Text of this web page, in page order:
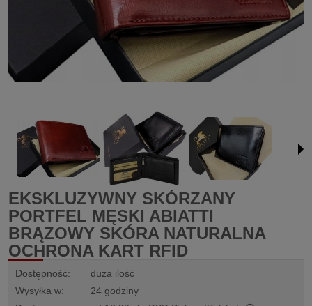
EKSKLUZYWNY SKÓRZANY
PORTFEL MĘSKI ABIATTI
BRĄZOWY SKÓRA NATURALNA
OCHRONA KART RFID
Dostępność:
duża ilość
Wysyłka w:
24 godziny